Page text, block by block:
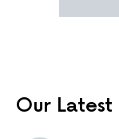
Our Latest